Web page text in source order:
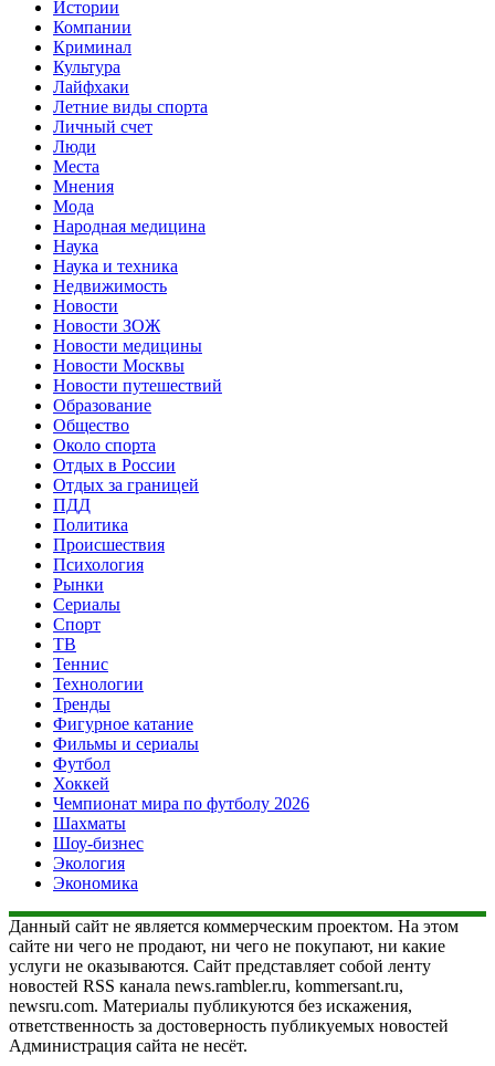
Истории
Компании
Криминал
Культура
Лайфхаки
Летние виды спорта
Личный счет
Люди
Места
Мнения
Мода
Народная медицина
Наука
Наука и техника
Недвижимость
Новости
Новости ЗОЖ
Новости медицины
Новости Москвы
Новости путешествий
Образование
Общество
Около спорта
Отдых в России
Отдых за границей
ПДД
Политика
Происшествия
Психология
Рынки
Сериалы
Спорт
ТВ
Теннис
Технологии
Тренды
Фигурное катание
Фильмы и сериалы
Футбол
Хоккей
Чемпионат мира по футболу 2026
Шахматы
Шоу-бизнес
Экология
Экономика
Данный сайт не является коммерческим проектом. На этом
сайте ни чего не продают, ни чего не покупают, ни какие
услуги не оказываются. Сайт представляет собой ленту
новостей RSS канала news.rambler.ru, kommersant.ru,
newsru.com. Материалы публикуются без искажения,
ответственность за достоверность публикуемых новостей
Администрация сайта не несёт.